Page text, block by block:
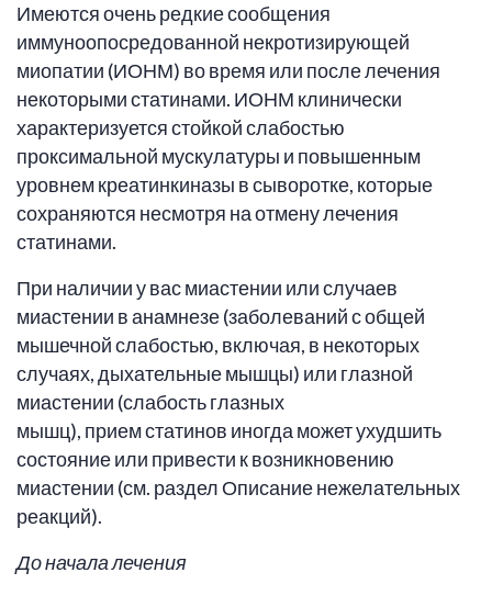
Имеются очень редкие сообщения
иммуноопосредованной некротизирующей
миопатии (ИОНМ) во время или после лечения
некоторыми статинами. ИОНМ клинически
характеризуется стойкой слабостью
проксимальной мускулатуры и повышенным
уровнем креатинкиназы в сыворотке, которые
сохраняются несмотря на отмену лечения
статинами.
При наличии у вас миастении или случаев
миастении в анамнезе (заболеваний с общей
мышечной слабостью, включая, в некоторых
случаях, дыхательные мышцы) или глазной
миастении (слабость глазных
мышц), прием статинов иногда может ухудшить
состояние или привести к возникновению
миастении (см. раздел Описание нежелательных
реакций).
До начала лечения